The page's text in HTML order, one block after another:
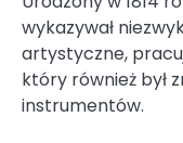
wykazywał
artystyczne,
który również był
instrumentów.